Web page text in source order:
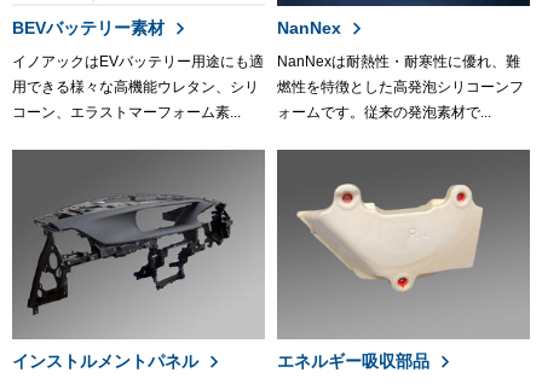
BEVバッテリー素材
イノアックはEVバッテリー用途にも適
用できる様々な高機能ウレタン、シリ
コーン、エラストマーフォーム素...
NanNex
NanNexは耐熱性・耐寒性に優れ、難
燃性を特徴とした高発泡シリコーンフ
ォームです。従来の発泡素材で...
インストルメントパネル エネルギー吸収部品